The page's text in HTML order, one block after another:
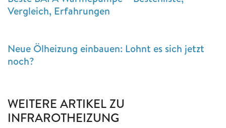
Vergleich, Erfahrungen
Neue Ölheizung einbauen: Lohnt es sich jetzt
noch?
WEITERE ARTIKEL ZU
INFRAROTHEIZUNG